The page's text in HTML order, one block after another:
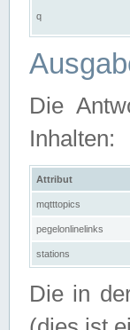
q
Die
Inhalten:
Attribut
mqtttopics
pegelonlinelinks
stations
Die in